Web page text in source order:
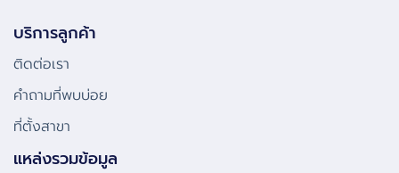
บริการลูกค้า
ติดต่อเรา
คําถามที่พบบ่อย
ที่ตั้งสาขา
แหล่งรวมข้อมูล